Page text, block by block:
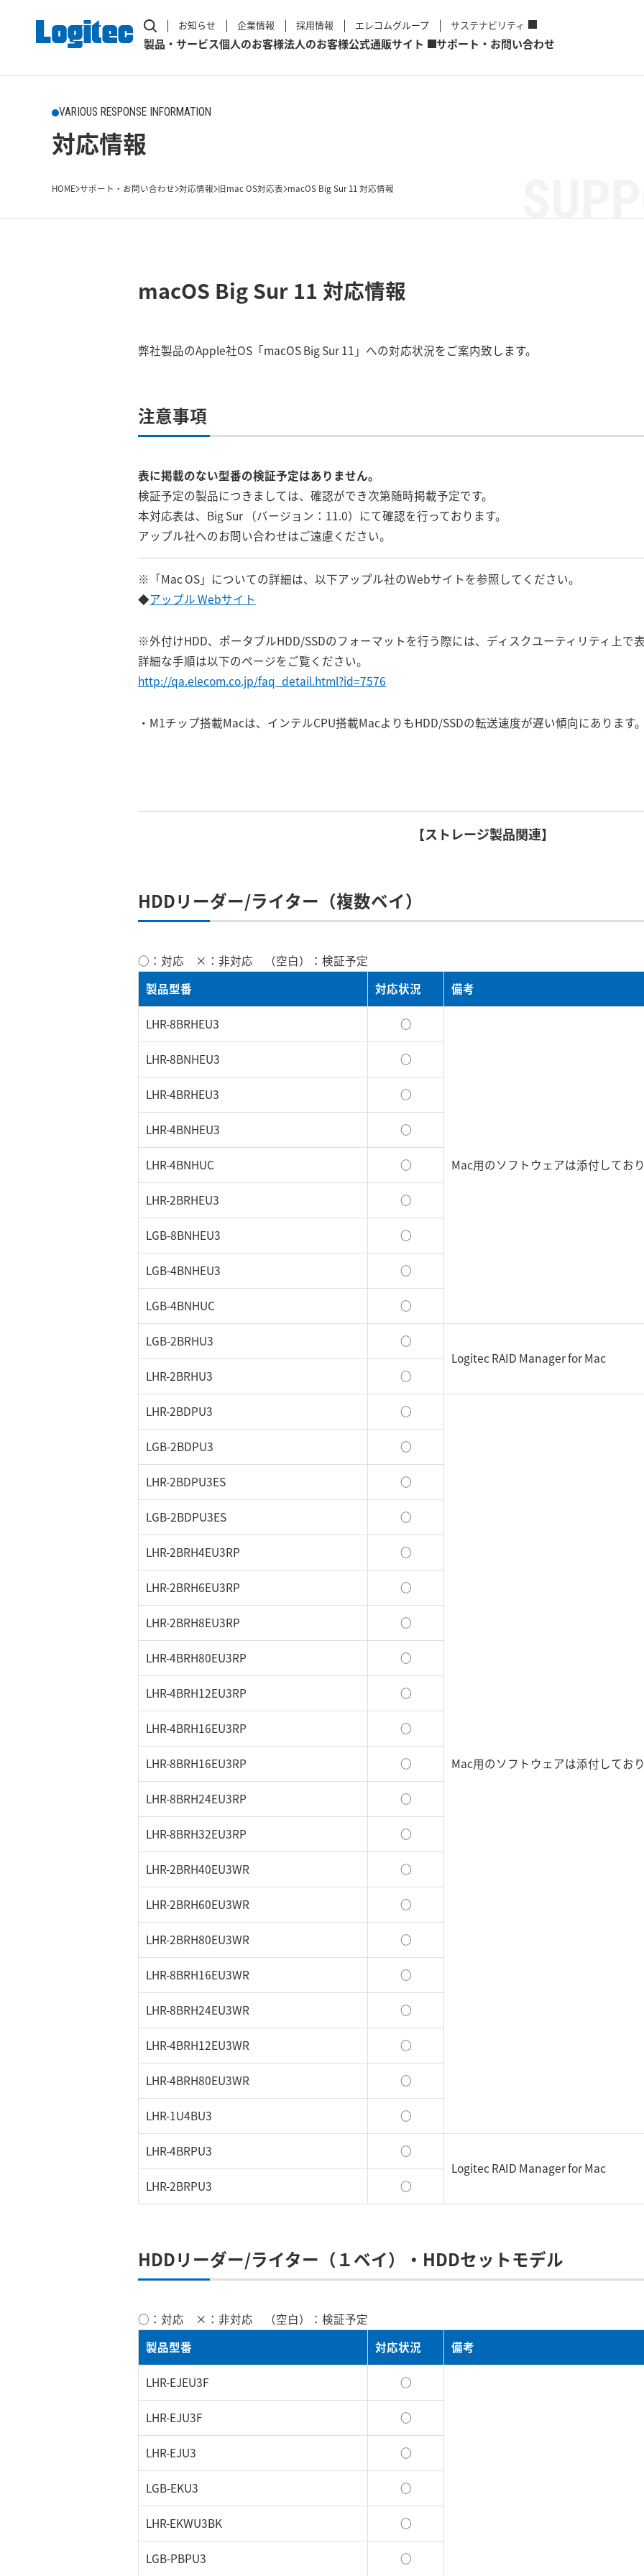
お知らせ 企業情報 採用情報 エレコムグループ サステナビリティ
製品・サービス個人のお客様法人のお客様公式通販サイト サポート・お問い合わせ
VARIOUS RESPONSE INFORMATION
対応情報
HOME サポート・お問い合わせ 対応情報 旧mac OS対応表 macOS Big Sur 11 対応情報
macOS Big Sur 11 対応情報
弊社製品のApple社OS「macOS Big Sur 11」への対応状況をご案内致します。
注意事項
表に掲載のない型番の検証予定はありません。
検証予定の製品につきましては、確認ができ次第随時掲載予定です。
本対応表は、Big Sur （バージョン：11.0）にて確認を行っております。
アップル社へのお問い合わせはご遠慮ください。
※「Mac OS」についての詳細は、以下アップル社のWebサイトを参照してください。
◆アップル Webサイト
※外付けHDD、ポータブルHDD/SSDのフォーマットを行う際には、ディスクユーティリティ上で
詳細な手順は以下のページをご覧ください。
http://qa.elecom.co.jp/faq_detail.html?id=7576
・M1チップ搭載Macは、インテルCPU搭載MacよりもHDD/SSDの転送速度が遅い傾向にあります
【ストレージ製品関連】
HDDリーダー/ライター（複数ベイ）
○：対応 ×：非対応 （空白）：検証予定
製品型番
対応状況 備考
LHR-8BRHEU3 ○
Mac用のソフトウェアは添付してお
LHR-8BNHEU3 ○
LHR-4BRHEU3 ○
LHR-4BNHEU3 ○
LHR-4BNHUC ○
LHR-2BRHEU3 ○
LGB-8BNHEU3 ○
LGB-4BNHEU3 ○
LGB-4BNHUC ○
LGB-2BRHU3
○
Logitec RAID Manager for Mac
LHR-2BRHU3
○
LHR-2BDPU3 ○
Mac用のソフトウェアは添付してお
LGB-2BDPU3 ○
LHR-2BDPU3ES ○
LGB-2BDPU3ES ○
LHR-2BRH4EU3RP ○
LHR-2BRH6EU3RP ○
LHR-2BRH8EU3RP ○
LHR-4BRH80EU3RP ○
LHR-4BRH12EU3RP ○
LHR-4BRH16EU3RP ○
LHR-8BRH16EU3RP ○
LHR-8BRH24EU3RP ○
LHR-8BRH32EU3RP ○
LHR-2BRH40EU3WR ○
LHR-2BRH60EU3WR ○
LHR-2BRH80EU3WR ○
LHR-8BRH16EU3WR ○
LHR-8BRH24EU3WR ○
LHR-4BRH12EU3WR ○
LHR-4BRH80EU3WR ○
LHR-1U4BU3 ○
LHR-4BRPU3
○
Logitec RAID Manager for Mac
LHR-2BRPU3
○
HDDリーダー/ライター（１ベイ）・HDDセットモデル
○：対応 ×：非対応 （空白）：検証予定
製品型番
対応状況 備考
LHR-EJEU3F ○
LHR-EJU3F ○
LHR-EJU3 ○
LGB-EKU3 ○
LHR-EKWU3BK ○
LGB-PBPU3 ○